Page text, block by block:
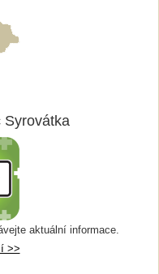
Syrovátka
aktuální informace.
>>